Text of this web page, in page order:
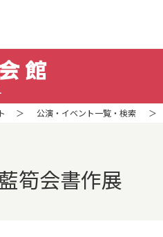
ICHIKAWA
公演・イベント一覧・検索
筍会書作展